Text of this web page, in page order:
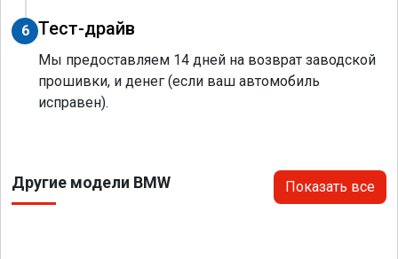
6 Тест-драйв
Мы предоставляем 14 дней на возврат заводской
прошивки, и денег (если ваш автомобиль
исправен).
Другие модели BMW Показать все